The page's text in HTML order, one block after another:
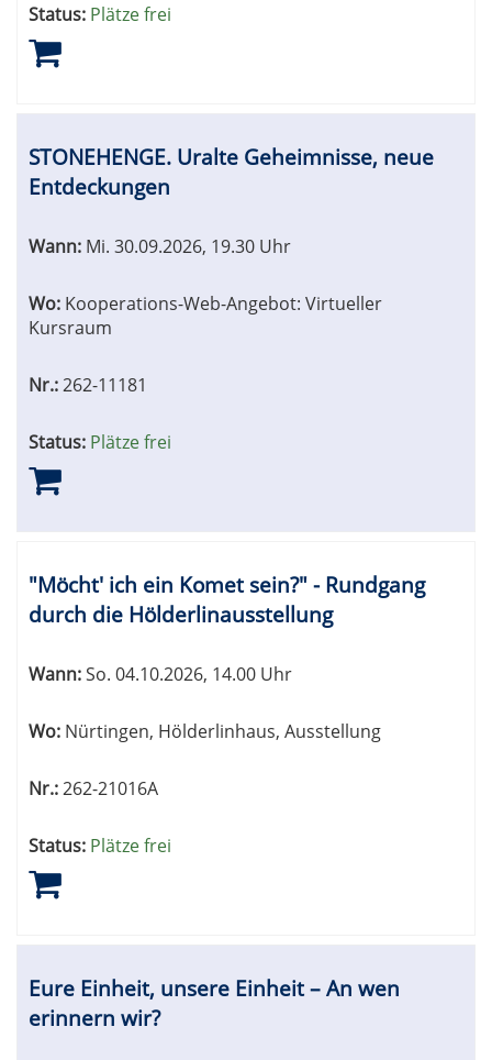
Status: Plätze frei
STONEHENGE. Uralte Geheimnisse, neue
Entdeckungen
Wann: Mi. 30.09.2026, 19.30 Uhr
Wo: Kooperations-Web-Angebot: Virtueller
Kursraum
Nr.:262-11181
Status: Plätze frei
"Möcht' ich ein Komet sein?" - Rundgang
durch die Hölderlinausstellung
Wann:So. 04.10.2026, 14.00 Uhr
Wo: Nürtingen, Hölderlinhaus, Ausstellung
Nr.:262-21016A
Status: Plätze frei
Eure Einheit, unsere Einheit – An wen
erinnern wir?